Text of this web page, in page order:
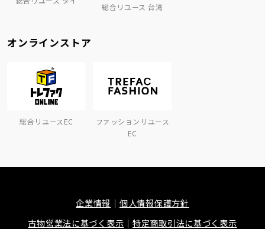
総合リユース 台湾
オンラインストア
総合リユースEC
ファッションリユース
EC
企業情報
個人情報保護方針
古物営業法に基づく表示
特定商取引法に基づく表示